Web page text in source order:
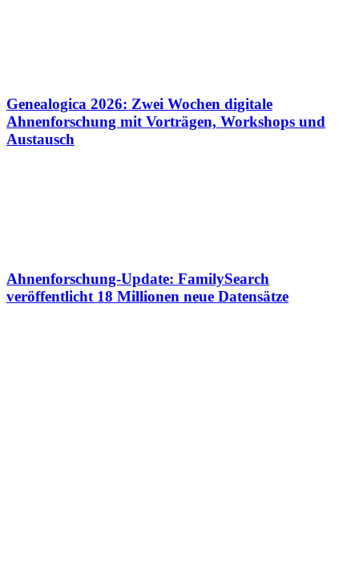
Genealogica 2026: Zwei Wochen digitale
Ahnenforschung mit Vorträgen, Workshops und
Austausch
Ahnenforschung-Update: FamilySearch
veröffentlicht 18 Millionen neue Datensätze